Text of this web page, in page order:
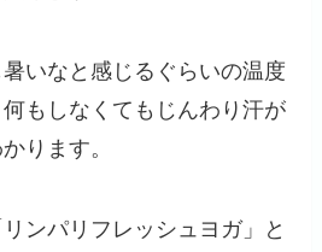
いなと感じるぐらいの温度
もしなくてもじんわり汗が
ります。
ンパリフレッシュヨガ」と